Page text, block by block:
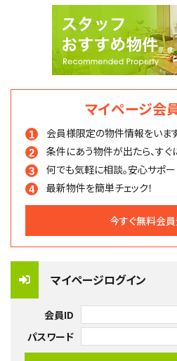
マイページ会
会員様限定の物件情報をいま
条件にあう物件が出たら、すぐ
何でも気軽に相談。安心サポー
最新物件を簡単チェック！
今すぐ無料会
マイページログイン
会員ID
パスワード